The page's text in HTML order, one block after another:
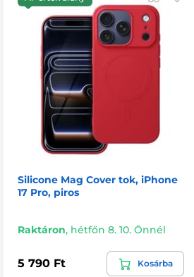
Silicone Mag Cover tok, iPhone
17 Pro, piros
Raktáron, hétfőn 8. 10. Önnél
5 790 Ft Kosárba